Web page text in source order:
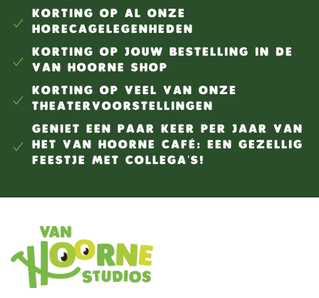
KORTING OP AL ONZE
HORECAGELEGENHEDEN
KORTING OP JOUW BESTELLING IN DE
VAN HOORNE SHOP
KORTING OP VEEL VAN ONZE
THEATERVOORSTELLINGEN
GENIET EEN PAAR KEER PER JAAR VAN
HET VAN HOORNE CAFÉ: EEN GEZELLIG
FEESTJE MET COLLEGA'S!